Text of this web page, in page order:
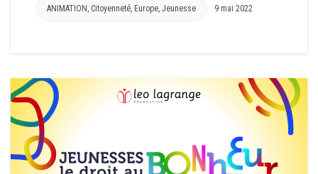
ANIMATION, Citoyenneté, Europe, Jeunesse 9 mai 2022